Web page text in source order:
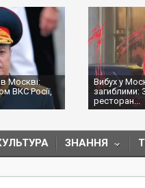
в Москві:
ВКС Росії,
Вибух у
загиблими:
ресторан...
ЗНАННЯ